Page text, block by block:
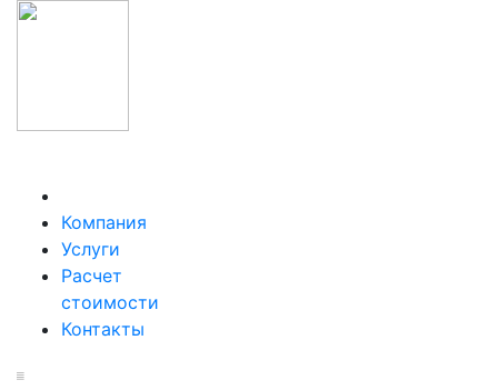
Компания
Услуги
Расчет
стоимости
Контакты